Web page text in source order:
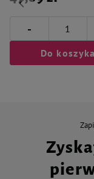
-
Do koszyka